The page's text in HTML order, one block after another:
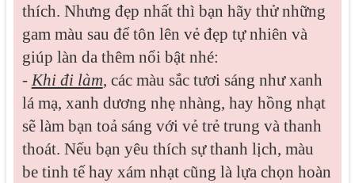
thích. Nhưng đẹp nhất thì bạn hãy thử những
gam màu sau để tôn lên vẻ đẹp tự nhiên và
giúp làn da thêm nổi bật nhé:
- Khi đi làm, các màu sắc tươi sáng như xanh
lá mạ, xanh dương nhẹ nhàng, hay hồng nhạt
sẽ làm bạn toả sáng với vẻ trẻ trung và thanh
thoát. Nếu bạn yêu thích sự thanh lịch, màu
be tinh tế hay xám nhạt cũng là lựa chọn hoàn